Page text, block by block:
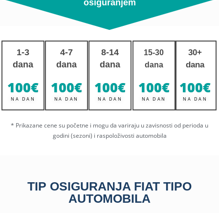
osiguranjem
1-3
dana
100€
NA DAN
4-7
dana
100€
NA DAN
8-14
dana
100€
NA DAN
15-30
dana
100€
NA DAN
30+
dana
100€
NA DAN
* Prikazane cene su početne i mogu da variraju u zavisnosti od perioda u
godini (sezoni) i raspoloživosti automobila
TIP OSIGURANJA FIAT TIPO
AUTOMOBILA